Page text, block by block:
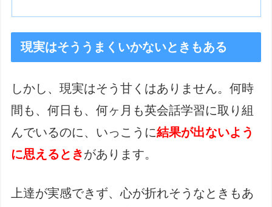
現実はそううまくいかないときもある
しかし、現実はそう甘くはありません。何時
間も、何日も、何ヶ月も英会話学習に取り組
んでいるのに、いっこうに結果が出ないよう
に思えるときがあります。
上達が実感できず、心が折れそうなときもあ